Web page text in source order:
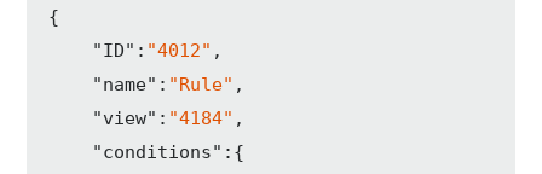
{
"ID" : "4012" ,
"name" : "Rule" ,
"view" : "4184" ,
"conditions" :{